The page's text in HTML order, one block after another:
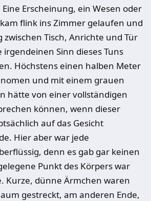
Erscheinung, ein Wesen oder
flink ins Zimmer gelaufen und
zwischen Tisch, Anrichte und Tür
Sinn dieses Tuns
Höchstens einen halben Meter
und mit einem grauen
hätte von einer vollständigen
können, wenn dieser
auf das Gesicht
Hier aber war jede
denn es gab gar keinen
Punkt des Körpers war
Kurze, dünne Ärmchen waren
gestreckt, am anderen Ende,